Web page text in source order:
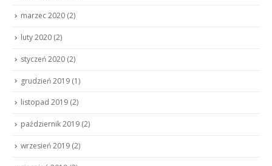
marzec 2020 (2)
luty 2020 (2)
styczeń 2020 (2)
grudzień 2019 (1)
listopad 2019 (2)
październik 2019 (2)
wrzesień 2019 (2)